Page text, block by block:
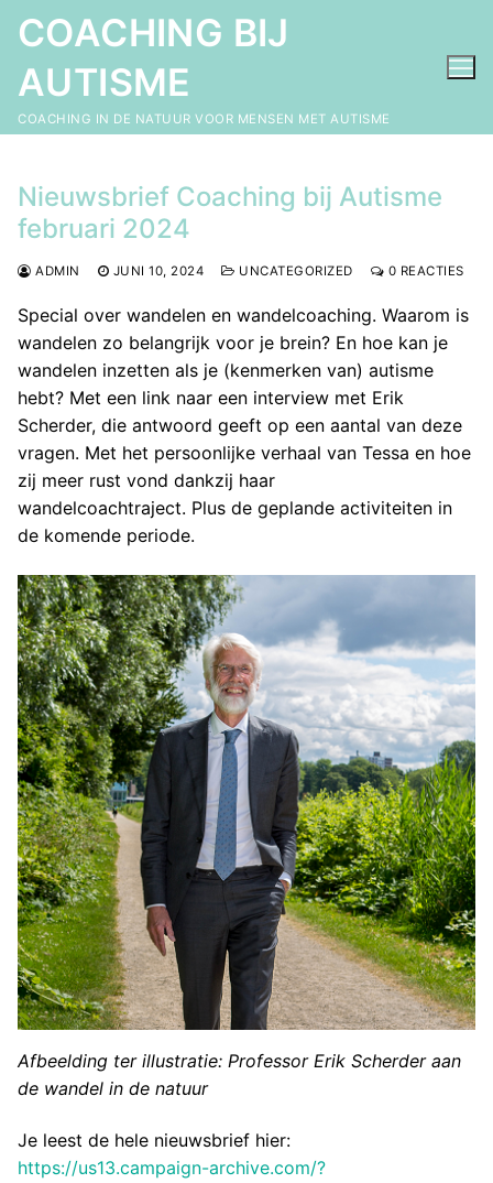
naar
inhoud
COACHING BIJ
AUTISME
COACHING IN DE NATUUR VOOR MENSEN MET AUTISME
Nieuwsbrief Coaching bij Autisme
februari 2024
ADMIN JUNI 10, 2024 UNCATEGORIZED 0 REACTIES
Special over wandelen en wandelcoaching. Waarom is
wandelen zo belangrijk voor je brein? En hoe kan je
wandelen inzetten als je (kenmerken van) autisme
hebt? Met een link naar een interview met Erik
Scherder, die antwoord geeft op een aantal van deze
vragen. Met het persoonlijke verhaal van Tessa en hoe
zij meer rust vond dankzij haar
wandelcoachtraject. Plus de geplande activiteiten in
de komende periode.
Afbeelding ter illustratie: Professor Erik Scherder aan
de wandel in de natuur
Je leest de hele nieuwsbrief hier:
https://us13.campaign-archive.com/?